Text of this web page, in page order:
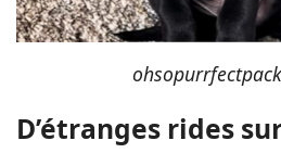
D’étranges rides